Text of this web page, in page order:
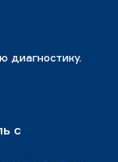
диагностику.
с